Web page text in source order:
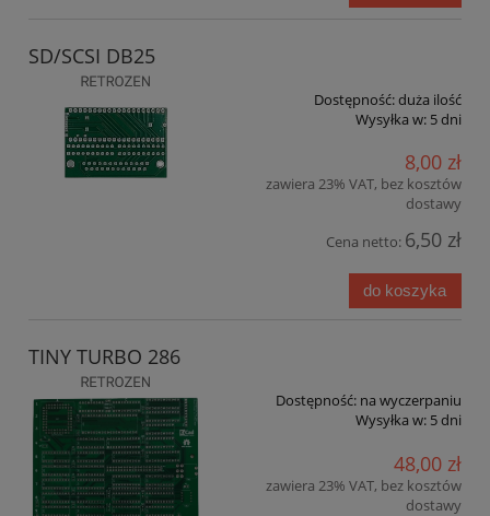
SD/SCSI DB25
Dostępność:duża ilość
Wysyłka w: 5 dni
8,00 zł
zawiera 23% VAT, bez kosztów
dostawy
Cena netto: 6,50 zł
do koszyka
TINY TURBO 286
Dostępność: na wyczerpaniu
Wysyłka w: 5 dni
48,00 zł
zawiera 23% VAT, bez kosztów
dostawy